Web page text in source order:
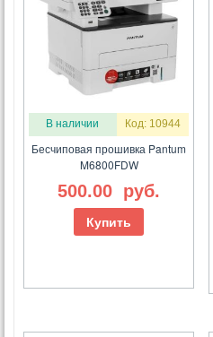
В наличии Код: 10944
Бесчиповая прошивка Pantum
M6800FDW
500.00 руб.
Купить